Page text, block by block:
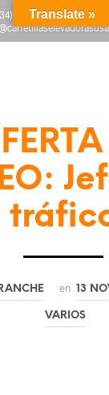
665 845 222-(+34)
en 13
VARIOS
Translate »